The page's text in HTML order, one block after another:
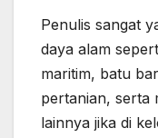
‎Penulis sangat
daya alam
maritim, batu
pertanian, serta
lainnya jika di